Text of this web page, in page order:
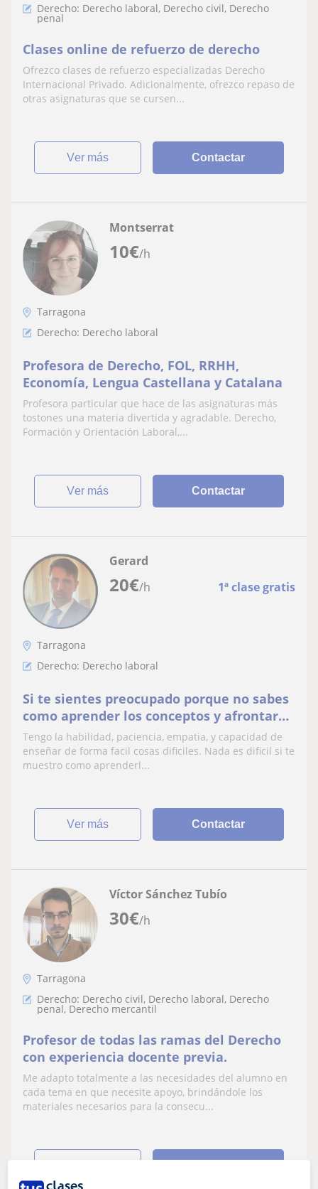
Derecho: Derecho laboral, Derecho civil, Derecho
penal
Clases online de refuerzo de derecho
Ofrezco clases de refuerzo especializadas Derecho
Internacional Privado. Adicionalmente, ofrezco repaso de
otras asignaturas que se cursen...
ver más Contactar
10€/h
Montserrat
Tarragona
Derecho: Derecho laboral
Profesora de Derecho, FOL, RRHH,
Economía, Lengua Castellana y Catalana
Profesora particular que hace de las asignaturas más
tostones una materia divertida y agradable. Derecho,
Formación y Orientación Laboral,...
ver más Contactar
20€/h 1ª clase gratis
Gerard
Tarragona
Derecho: Derecho laboral
Si te sientes preocupado porque no sabes
como aprender los conceptos y afrontar
los examenes o trabajos de derecho. Te
ayudaré
Tengo la habilidad, paciencia, empatia, y capacidad de
enseñar de forma facil cosas dificiles. Nada es dificil si te
muestro como aprenderl...
ver más Contactar
30€/h
Víctor Sánchez Tubío
Tarragona
Derecho: Derecho civil, Derecho laboral, Derecho
penal, Derecho mercantil
Profesor de todas las ramas del Derecho
con experiencia docente previa.
Me adapto totalmente a las necesidades del alumno en
cada tema en que necesite apoyo, brindándole los
materiales necesarios para la consecu...